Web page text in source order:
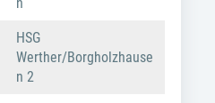
HSG
Werther/Borgholzhause
n 2